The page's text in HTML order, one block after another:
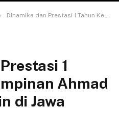
Dinamika dan Prestasi 1 Tahun Kepemimpinan Ahmad Luthfi-Taj Yasin di Jawa Tengah
1
Ahmad
di Jawa